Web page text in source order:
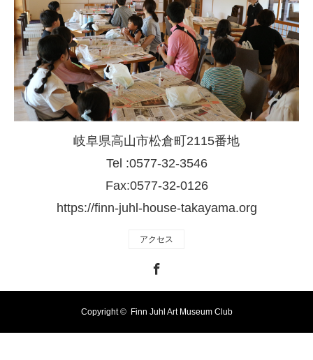
岐阜県高山市松倉町2115番地
Tel :0577-32-3546
Fax:0577-32-0126
https://finn-juhl-house-takayama.org
アクセス
Copyright © Finn Juhl Art Museum Club